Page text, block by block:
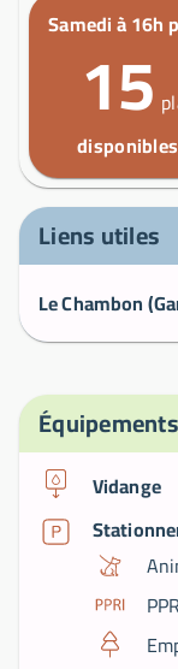
Samedi à 16h
15
Liens utiles
Le Chambon
Vidange